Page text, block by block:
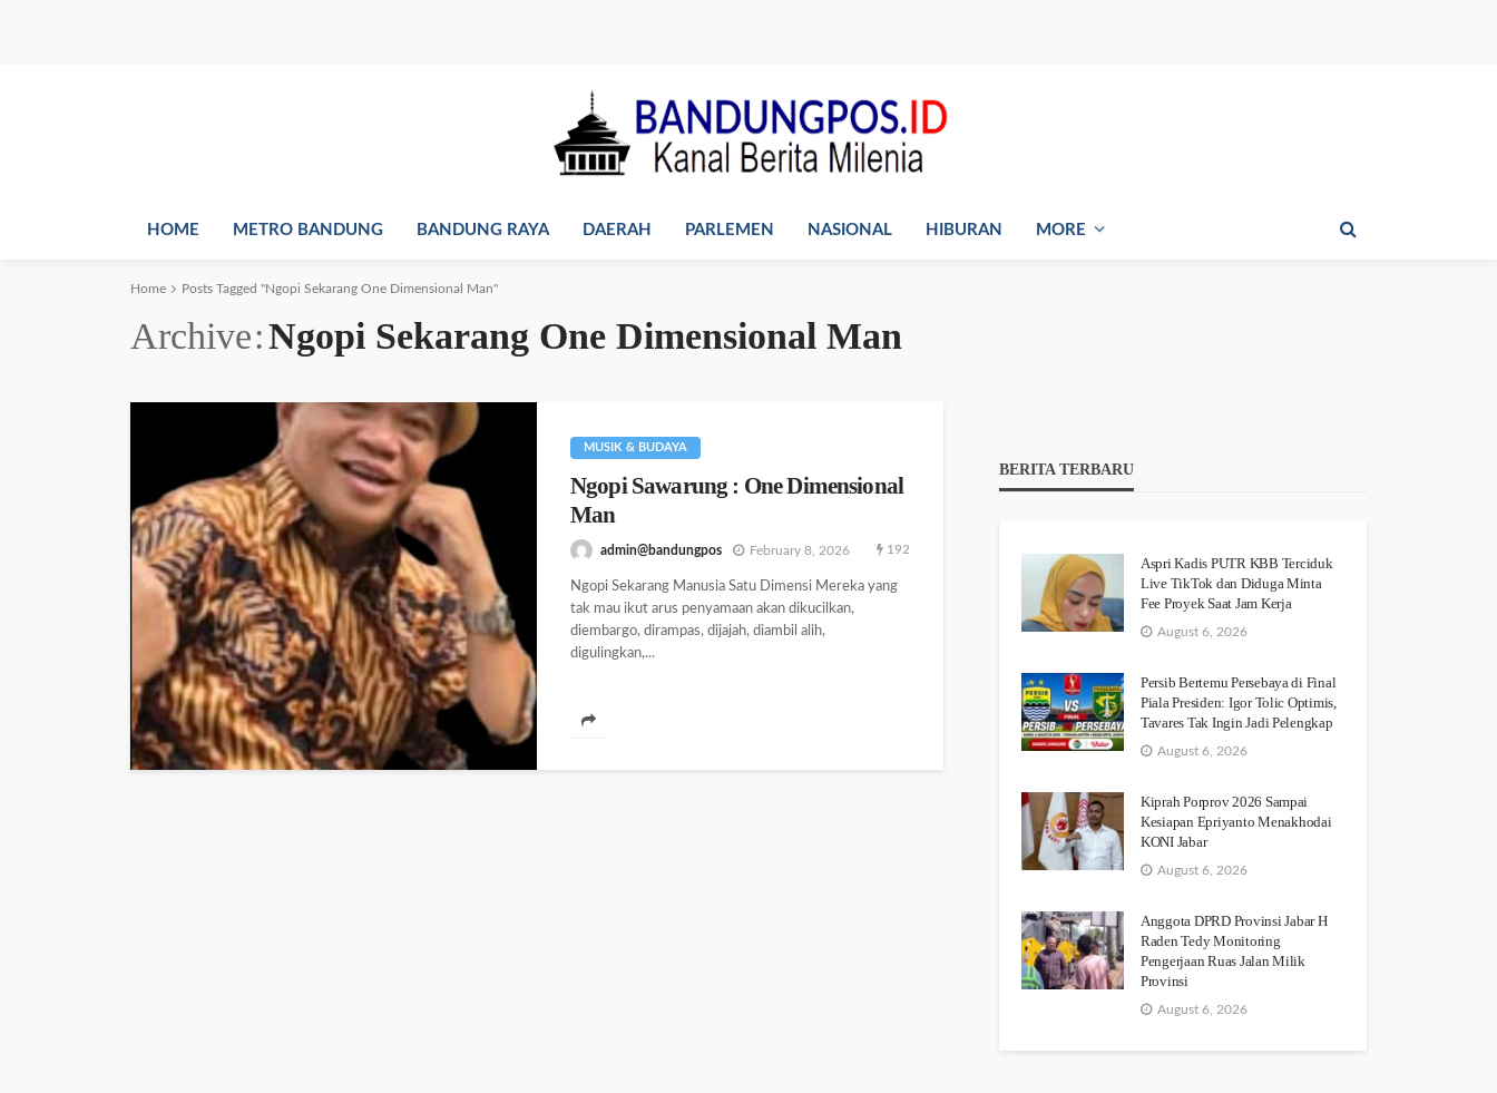
HOME METRO BANDUNG BANDUNG RAYA DAERAH PARLEMEN NASIONAL HIBURAN MORE
Home Posts Tagged "Ngopi Sekarang One Dimensional Man"
Archive Ngopi Sekarang One Dimensional Man
MUSIK & BUDAYA
Ngopi Sawarung : One Dimensional
Man
admin@bandungpos February 8, 2026 192
Ngopi Sekarang Manusia Satu Dimensi Mereka yang
tak mau ikut arus penyamaan akan dikucilkan,
diembargo, dirampas, dijajah, diambil alih,
digulingkan,...
BERITA TERBARU
Aspri Kadis PUTR KBB Terciduk
Live TikTok dan Diduga Minta
Fee Proyek Saat Jam Kerja
August 6, 2026
Persib Bertemu Persebaya di Final
Piala Presiden: Igor Tolic Optimis,
Tavares Tak Ingin Jadi Pelengkap
August 6, 2026
Kiprah Porprov 2026 Sampai
Kesiapan Epriyanto Menakhodai
KONI Jabar
August 6, 2026
Anggota DPRD Provinsi Jabar H
Raden Tedy Monitoring
Pengerjaan Ruas Jalan Milik
Provinsi
August 6, 2026